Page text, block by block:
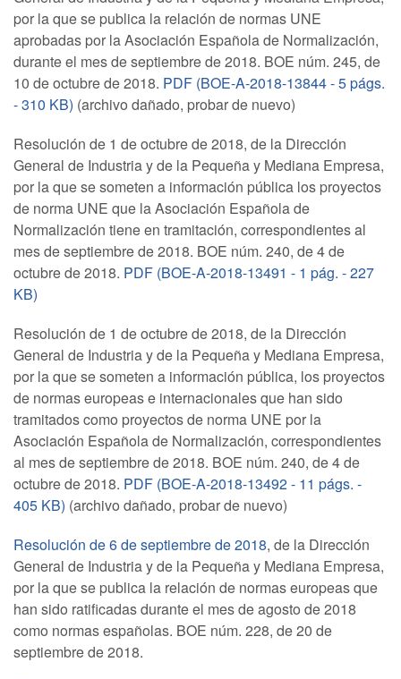
por la que se publica la relación de normas UNE
aprobadas por la Asociación Española de Normalización,
durante el mes de septiembre de 2018. BOE núm. 245, de
10 de octubre de 2018. PDF (BOE-A-2018-13844 - 5 págs.
- 310 KB) (archivo dañado, probar de nuevo)
Resolución de 1 de octubre de 2018, de la Dirección
General de Industria y de la Pequeña y Mediana Empresa,
por la que se someten a información pública los proyectos
de norma UNE que la Asociación Española de
Normalización tiene en tramitación, correspondientes al
mes de septiembre de 2018. BOE núm. 240, de 4 de
octubre de 2018. PDF (BOE-A-2018-13491 - 1 pág. - 227
KB)
Resolución de 1 de octubre de 2018, de la Dirección
General de Industria y de la Pequeña y Mediana Empresa,
por la que se someten a información pública, los proyectos
de normas europeas e internacionales que han sido
tramitados como proyectos de norma UNE por la
Asociación Española de Normalización, correspondientes
al mes de septiembre de 2018. BOE núm. 240, de 4 de
octubre de 2018. PDF (BOE-A-2018-13492 - 11 págs. -
405 KB) (archivo dañado, probar de nuevo)
Resolución de 6 de septiembre de 2018, de la Dirección
General de Industria y de la Pequeña y Mediana Empresa,
por la que se publica la relación de normas europeas que
han sido ratificadas durante el mes de agosto de 2018
como normas españolas. BOE núm. 228, de 20 de
septiembre de 2018.